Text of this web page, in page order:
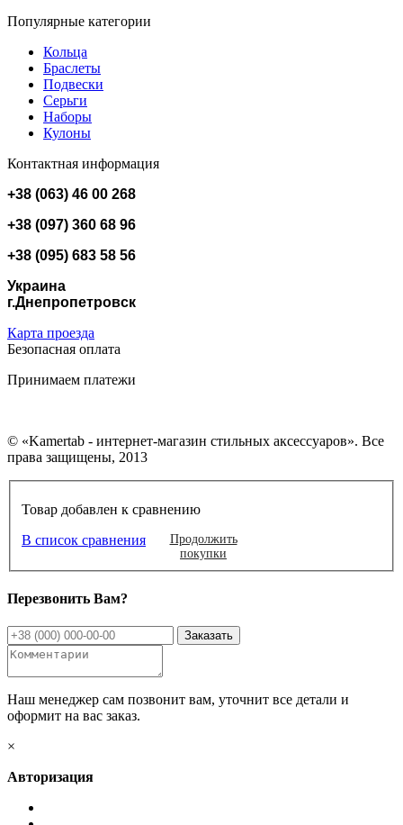
Популярные категории
Кольца
Браслеты
Подвески
Серьги
Наборы
Кулоны
Контактная информация
+38 (063) 46 00 268
+38 (097) 360 68 96
+38 (095) 683 58 56
Украина
г.Днепропетровск
Карта проезда
Безопасная оплата
Принимаем платежи
© «Kamertab - интернет-магазин стильных аксессуаров». Все
права защищены, 2013
Товар добавлен к сравнению
В список сравнения
Продолжить
покупки
Перезвонить Вам?
Наш менеджер сам позвонит вам, уточнит все детали и
оформит на вас заказ.
×
Авторизация